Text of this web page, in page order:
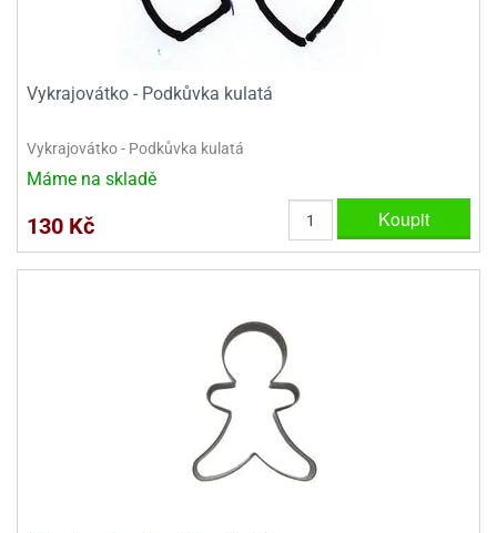
Vykrajovátko - Podkůvka kulatá
Vykrajovátko - Podkůvka kulatá
Máme na skladě
130 Kč Koupit